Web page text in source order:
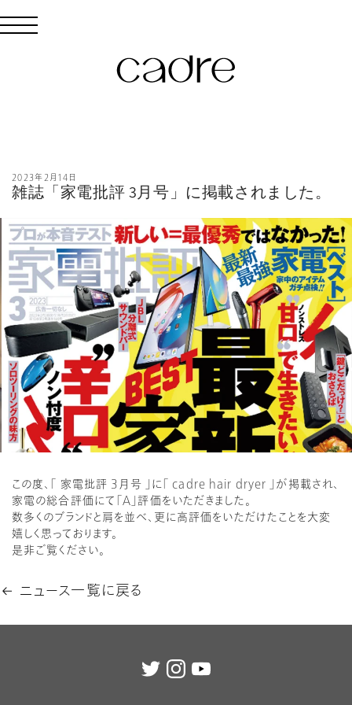
ツに進む
2023年2月14日
雑誌「家電批評 3月号」に掲載されました。
この度、「 家電批評 3月号 」に「 cadre hair dryer 」が掲載され、
家電の総合評価にて「A」評価をいただきました。
数多くのブランドと肩を並べ、更に高評価をいただけたことを大変
嬉しく思っております。
是非ご覧ください。
ニュース一覧に戻る